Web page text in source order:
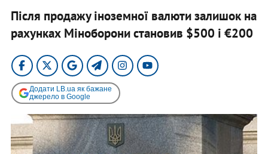
Після продажу іноземної валюти залишок на
рахунках Міноборони становив $500 і €200
Додати LB.ua як бажане
джерело в Google